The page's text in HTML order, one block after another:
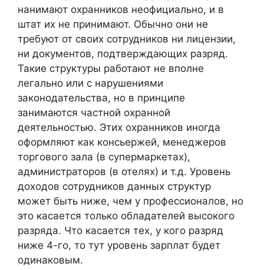
нанимают охранников неофициально, и в
штат их не принимают. Обычно они не
требуют от своих сотрудников ни лицензии,
ни документов, подтверждающих разряд.
Такие структуры работают не вполне
легально или с нарушениями
законодательства, но в принципе
занимаются частной охранной
деятельностью. Этих охранников иногда
оформляют как консьержей, менеджеров
торгового зала (в супермаркетах),
администраторов (в отелях) и т.д. Уровень
доходов сотрудников данных структур
может быть ниже, чем у профессионалов, но
это касается только обладателей высокого
разряда. Что касается тех, у кого разряд
ниже 4-го, то тут уровень зарплат будет
одинаковым.